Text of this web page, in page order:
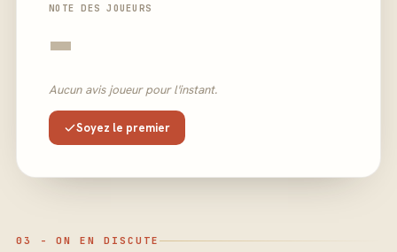
NOTE DES JOUEURS
-
Aucun avis joueur pour l'instant.
Soyez le premier
03 - ON EN DISCUTE